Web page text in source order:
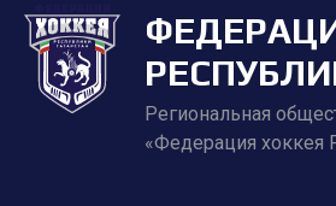
Региональная
«Федерация хоккея